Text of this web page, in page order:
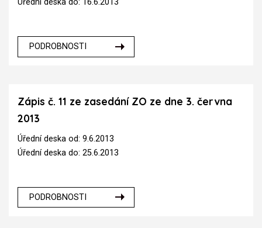
Úřední deska do: 16.6.2013
PODROBNOSTI
Zápis č. 11 ze zasedání ZO ze dne 3. června
2013
Úřední deska od: 9.6.2013
Úřední deska do: 25.6.2013
PODROBNOSTI